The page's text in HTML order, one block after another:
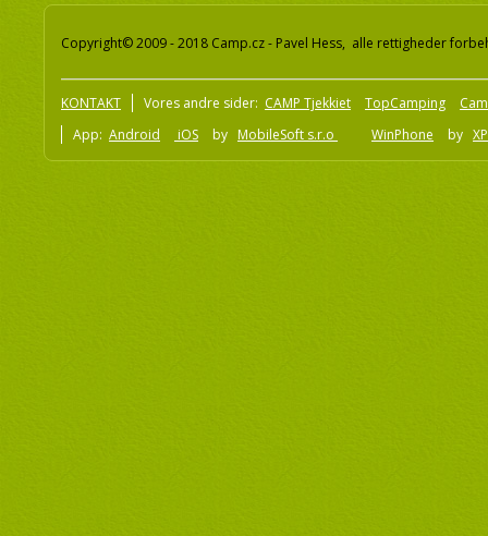
Copyright© 2009 - 2018 Camp.cz - Pavel Hess, alle rettigheder
KONTAKT Vores andre sider: CAMP Tjekkiet TopCamping
App: Android iOS by MobileSoft s.r.o WinPhone by